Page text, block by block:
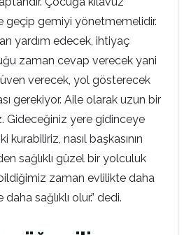
geçip gemiyi yönetmemelidir.
yardım edecek, ihtiyaç
zaman cevap verecek yani
verecek, yol gösterecek
gerekiyor. Aile olarak uzun bir
Gideceğiniz yere gidinceye
kurabiliriz, nasıl başkasının
sağlıklı güzel bir yolculuk
zaman evlilikte daha
daha sağlıklı olur.” dedi.